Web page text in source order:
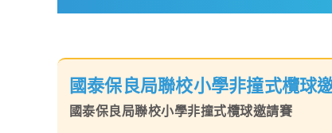
國泰保良局聯校小學非撞式欖球
國泰保良局聯校小學非撞式欖球邀請賽